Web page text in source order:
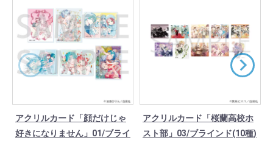
アクリルカード「顔だけじゃ
好きになりません」01/ブライ
アクリルカード「桜蘭高校ホ
スト部」03/ブラインド(10種)